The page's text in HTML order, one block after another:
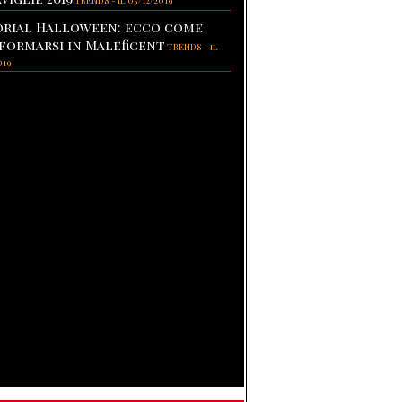
Halloween: ecco come
in Maleficent TRENDS -il